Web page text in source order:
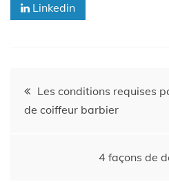
Linkedin
Les conditions requises
de coiffeur barbier
4 façons de